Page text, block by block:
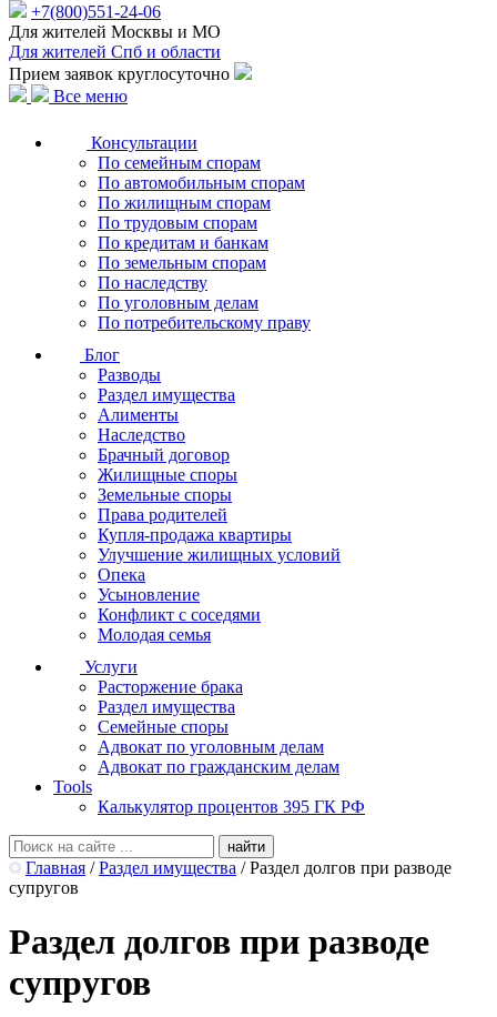
+7(800)551-24-06
Для жителей Москвы и МО
Для жителей Спб и области
Прием заявок круглосуточно
Все меню
Консультации
По семейным спорам
По автомобильным спорам
По жилищным спорам
По трудовым спорам
По кредитам и банкам
По земельным спорам
По наследству
По уголовным делам
По потребительскому праву
Блог
Разводы
Раздел имущества
Алименты
Наследство
Брачный договор
Жилищные споры
Земельные споры
Права родителей
Купля-продажа квартиры
Улучшение жилищных условий
Опека
Усыновление
Конфликт с соседями
Молодая семья
Услуги
Расторжение брака
Раздел имущества
Семейные споры
Адвокат по уголовным делам
Адвокат по гражданским делам
Tools
Калькулятор процентов 395 ГК РФ
Главная / Раздел имущества / Раздел долгов при разводе
супругов
Раздел долгов при разводе
супругов